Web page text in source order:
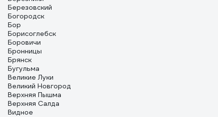
Березовский
Богородск
Бор
Борисоглебск
Боровичи
Бронницы
Брянск
Бугульма
Великие Луки
Великий Новгород
Верхняя Пышма
Верхняя Салда
Видное